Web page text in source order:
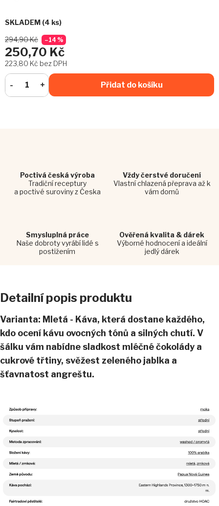
294,90 Kč –14 %
250,70 Kč
223,80 Kč bez DPH
SKLADEM (4 ks)
Přidat do košíku
Poctivá česká výroba
Tradiční receptury
a poctivé suroviny z Česka
Vždy čerstvé doručení
Vlastní chlazená přeprava až k
vám domů
Smysluplná práce
Naše dobroty vyrábí lidé s
postižením
Ověřená kvalita & dárek
Výborné hodnocení a ideální
jedlý dárek
Detailní popis produktu
Varianta: Mletá - Káva, která dostane každého,
kdo ocení kávu ovocných tónů a silných chutí. V
šálku vám nabídne sladkost mléčné čokolády a
cukrové třtiny, svěžest zeleného jablka a
šťavnatost angreštu.